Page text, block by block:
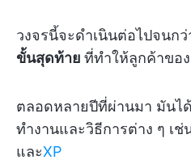
วงจรนี้จะดำเนินต่อไปจนก
ขั้นสุดท้าย ที่ทำให้ลูกค้าขอ
ตลอดหลายปีที่ผ่านมา มันไ
ทำงานและวิธีการต่าง ๆ เช่
และXP